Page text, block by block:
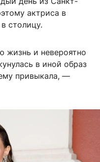
актриса в
столицу.
жизнь и невероятно
в иной образ
привыкала, —